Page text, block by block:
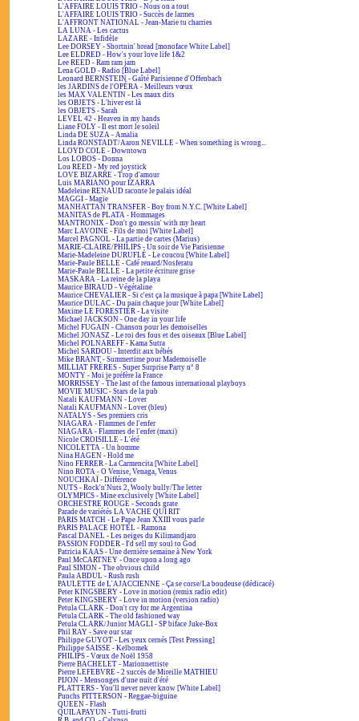
L'AFFAIRE LOUIS TRIO - Nous on a tout
L'AFFAIRE LOUIS TRIO - Succès de larmes
L'AFFRONT NATIONAL - Jean-Marie tu charries
LA LUNA - Les cactus
LAZARE - Infidèle
Lee DORSEY - Shortnin' bread [monoface White Label]
Lee ELDRED - How's your love life 1&2
Lee REED - Ram ram jam
Lena GOLD - Radio [Blue Label]
Leonard BERNSTEIN - Gaîté Parisienne d'Offenbach
les JARDINS de l'OPÉRA - Meilleurs vœux
les MAX VALENTIN - Les maux dits
les OBJETS - L'hiver est là
les OBJETS - Sarah
LEVEL 42 - Heaven in my hands
Liane FOLY - Il est mort le soleil
Linda DE SUZA - Amalia
Linda RONSTADT/Aaron NEVILLE - When something is wrong...
LLOYD COLE - Downtown
Los LOBOS - Donna
Lou REED - My red joystick
LOVE BIZARRE - Trop d'amour
Luis MARIANO pour IZARRA
Madeleine RENAUD raconte le palais idéal
MAGGI - Magie
MANHATTAN TRANSFER - Boy from N.Y.C. [White Label]
MANITAS de PLATA - Hommages
MANTRONIX - Don't go messin' with my heart
Marc LAVOINE - Fils de moi [White Label]
Marcel PAGNOL - La partie de cartes (Marius)
MARIE-CLAIRE/PHILIPS - Un soir de Vie Parisienne
Marie-Madeleine DURUFLÉ - Le coucou [White Label]
Marie-Paule BELLE - Café renard/Nosferatu
Marie-Paule BELLE - La petite écriture grise
MASKARA - La reine de la playa
Maurice BIRAUD - Végétaline
Maurice CHEVALIER - Si c'est ça la musique à papa [White Label]
Maurice DULAC - Du pain chaque jour [White Label]
Maxime LE FORESTIER - La visite
Michael JACKSON - One day in your life
Michel FUGAIN - Chanson pour les demoiselles
Michel JONASZ - Le roi des fous et des oiseaux [Blue Label]
Michel POLNAREFF - Kama Sutra
Michel SARDOU - Interdit aux bébés
Mike BRANT - Summertime pour Mademoiselle
MILLIAT FRÈRES - Super Surprise Party n° 8
MONTY - Moi je préfère la France
MORRISSEY - The last of the famous international playboys
MOVIE MUSIC - Stars de la pub
Natali KAUFMANN - Lover
Natali KAUFMANN - Lover (bleu)
NATALYS - Ses premiers cris
NIAGARA - Flammes de l'enfer
NIAGARA - Flammes de l'enfer (maxi)
Nicole CROISILLE - L'été
NICOLETTA - Un homme
Nina HAGEN - Hold me
Nino FERRER - La Carmencita [White Label]
Nino ROTA - O Venise, Venaga, Venus
NOUCHKAÏ - Différence
NUTS - Rock'n'Nuts 2, Wooly bully/The letter
OLYMPICS - Mine exclusively [White Label]
ORCHESTRE ROUGE - Seconds grate
Parade de variétés LA VACHE QUI RIT
PARIS MATCH - Le Pape Jean XXIII vous parle
PARIS PALACE HOTEL - Ramona
Pascal DANEL - Les neiges du Kilimandjaro
PASSION FODDER - I'd sell my soul to God
Patricia KAAS - Une dernière semaine à New York
Paul McCARTNEY - Once upon a long ago
Paul SIMON - The obvious child
Paula ABDUL - Rush rush
PAULETTE de L'AJACCIENNE - Ça se corse/La boudeuse (dédicacé)
Peter KINGSBERY - Love in motion (remix radio edit)
Peter KINGSBERY - Love in motion (version radio)
Petula CLARK - Don't cry for me Argentina
Petula CLARK - The old fashioned way
Petula CLARK/Junior MAGLI - SP biface Juke-Box
Phil RAY - Save our star
Philippe GUYOT - Les yeux cernés [Test Pressing]
Philippe SAISSE - Kelbomek
PHILIPS - Vœux de Noël 1958
Pierre BACHELET - Marionnettiste
Pierre LEFEBVRE - 2 succès de Mireille MATHIEU
PIJON - Mensonges d'une nuit d'été
PLATTERS - You'll never never know [White Label]
Punchs PITTERSON - Reggae-biguine
QUEEN - Flash
QUILAPAYUN - Tutti-frutti